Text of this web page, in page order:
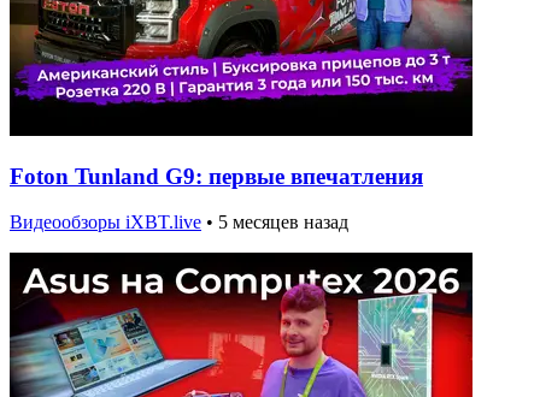
Foton Tunland G9: первые впечатления
Видеообзоры iXBT.live • 5 месяцев назад